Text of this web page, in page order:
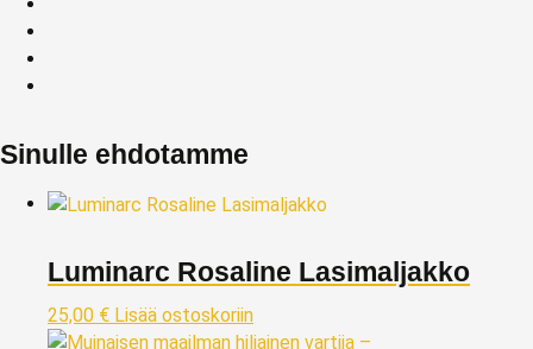
Sinulle ehdotamme
Luminarc Rosaline Lasimaljakko
25,00 € Lisää ostoskoriin